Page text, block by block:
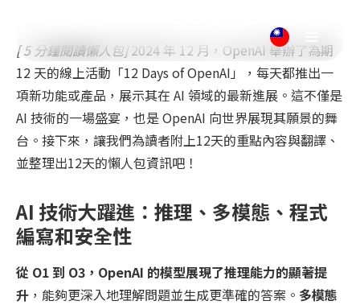
[ 5 分鐘閱讀懶人包]2024 年 12 月，OpenAI 舉辦了為期
12 天的線上活動「12 Days of OpenAI」，每天都推出一
項新功能或產品，展示其在 AI 領域的最新進展。這不僅是
AI 技術的一場盛宴，也是 OpenAI 向世界展現其願景的舞
台。接下來，讓我們為讀者附上12天的重點內容與翻譯、
並整理出12天的懶人包資訊吧！
AI 技術大躍進：推理、多模態、程式
編寫和安全性
從 O1 到 O3，OpenAI 的模型展現了推理能力的顯著提
升 ，能夠更深入地理解問題並生成更準確的答案。 多模態